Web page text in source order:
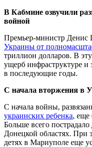
В Кабмине озвучили
войной
Премьер-министр
Украины от
триллион долларов. В
ущерб инфраструктуре и
в последующие годы.
С начала вторжения в
С начала войны,
украинских ребенка, еще
Больше всего
Донецкой областях.
детях в Мариуполе еще